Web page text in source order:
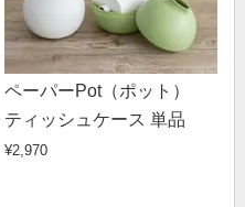
ペーパーPot（ポット）
ティッシュケース 単品
¥2,970